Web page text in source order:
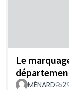
Le
MÉNARD 2